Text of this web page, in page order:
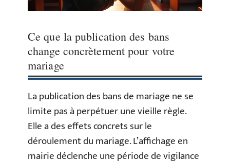
Ce que la publication des bans
change concrètement pour votre
mariage
La publication des bans de mariage ne se
limite pas à perpétuer une vieille règle.
Elle a des effets concrets sur le
déroulement du mariage. L’affichage en
mairie déclenche une période de vigilance